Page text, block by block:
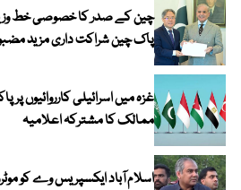
چین کے صدر کا خصوصی خط
پاک چین شراکت داری مزید
ممالک کا مشترکہ اعلامیہ
اسلام آباد ایکسپریس وے کو